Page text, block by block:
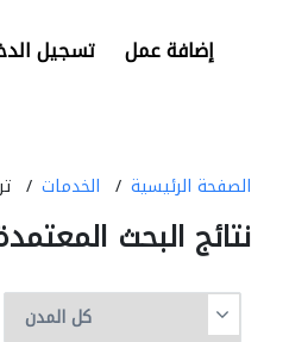
تسجيل إضافة عمل
الصفحة الرئيسية الخدمات
نتائج البحث